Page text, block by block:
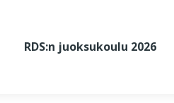
RDS:n juoksukoulu 2026